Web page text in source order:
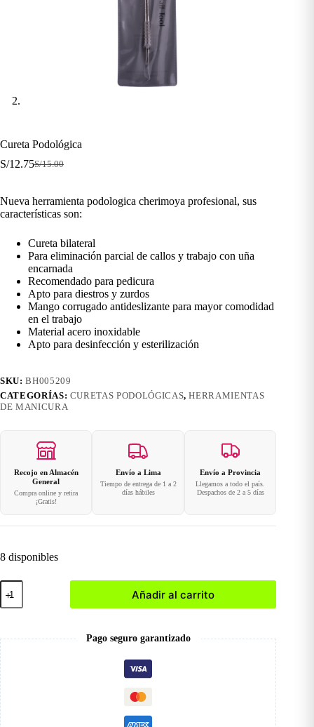
Cureta Podológica
S/15.00
El
original
era:
S/15.00.
S/12.75El
actual
es:
S/12.75.
Nueva herramienta podologica cherimoya profesional, sus
características son:
Cureta bilateral
Para eliminación parcial de callos y trabajo con uña
encarnada
Recomendado para pedicura
Apto para diestros y zurdos
Mango corrugado antideslizante para mayor comodidad
en el trabajo
Material acero inoxidable
Apto para desinfección y esterilización
SKU:BH005209
CATEGORÍAS: CURETAS PODOLÓGICAS,HERRAMIENTAS
DE MANICURA
Recojo en Almacén
General
Compra online y retira
¡Gratis!
Envío a Lima
Tiempo de entrega de 1 a 2
días hábiles
Envío a Provincia
Llegamos a todo el país.
Despachos de 2 a 5 días
8 disponibles
Cureta
Podológica
cantidad
Añadir al carrito
Pago seguro garantizado